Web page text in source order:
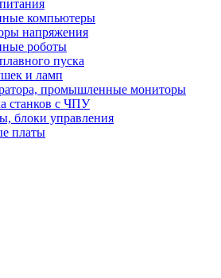
компьютеры
напряжения
роботы
пуска
и ламп
промышленные мониторы
станков с ЧПУ
блоки управления
платы